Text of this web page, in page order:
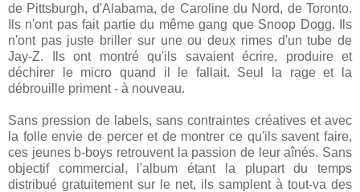
de Pittsburgh, d'Alabama, de Caroline du Nord, de Toronto.
Ils n'ont pas fait partie du même gang que Snoop Dogg. Ils
n'ont pas juste briller sur une ou deux rimes d'un tube de
Jay-Z. Ils ont montré qu'ils savaient écrire, produire et
déchirer le micro quand il le fallait. Seul la rage et la
débrouille priment - à nouveau.
Sans pression de labels, sans contraintes créatives et avec
la folle envie de percer et de montrer ce qu'ils savent faire,
ces jeunes b-boys retrouvent la passion de leur aînés. Sans
objectif commercial, l'album étant la plupart du temps
distribué gratuitement sur le net, ils samplent à tout-va des